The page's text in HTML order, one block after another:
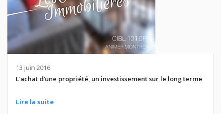
13 juin 2016
L’achat d’une propriété, un investissement sur le long terme
Lire la suite